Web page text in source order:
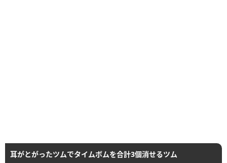
耳がとがったツムでタイムボムを合計3個消せるツム